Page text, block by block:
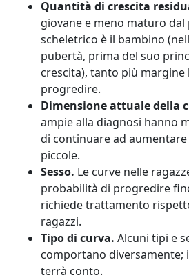
Quantità di crescita
giovane e meno maturo
scheletrico è il bambino
pubertà, prima del suo
crescita), tanto più margine
progredire.
Dimensione attuale della
ampie alla diagnosi hanno
di continuare ad
piccole.
Sesso. Le curve nelle
probabilità di progredire
richiede trattamento
ragazzi.
Tipo di curva. Alcuni tipi e
comportano diversamente;
terrà conto.